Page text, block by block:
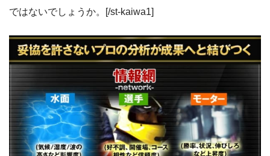
ではないでしょうか。[/st-kaiwa1]